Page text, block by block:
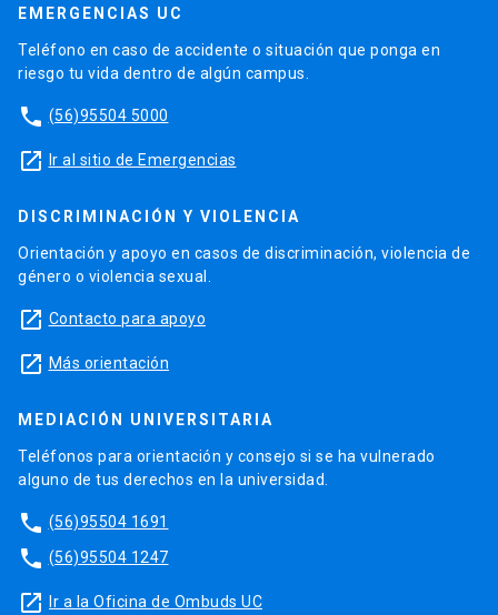
EMERGENCIAS UC
Teléfono en caso de accidente o situación que ponga en
riesgo tu vida dentro de algún campus.
phone (56)95504 5000
launch Ir al sitio de Emergencias
DISCRIMINACIÓN Y VIOLENCIA
Orientación y apoyo en casos de discriminación, violencia de
género o violencia sexual.
launch Contacto para apoyo
launch Más orientación
MEDIACIÓN UNIVERSITARIA
Teléfonos para orientación y consejo si se ha vulnerado
alguno de tus derechos en la universidad.
phone (56)95504 1691
phone (56)95504 1247
launch Ir a la Oficina de Ombuds UC